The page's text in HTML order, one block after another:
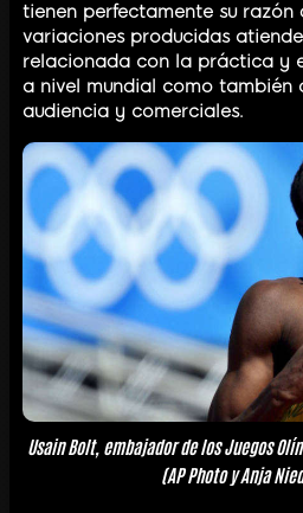
tienen perfectamente su razón
variaciones producidas
relacionada con la práctica y
a nivel mundial como también
audiencia y comerciales.
Usain Bolt, embajador de los Juegos
(AP Photo y Anja